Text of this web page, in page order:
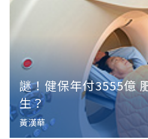
謎！健保年付3555億
生？
黃漢華